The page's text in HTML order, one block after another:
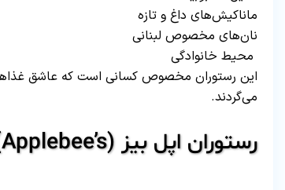
ماناکیش‌های داغ و تازه
نان‌های مخصوص لبنانی
محیط خانوادگی
این رستوران مخصوص کسانی است که عاشق
می‌گردند.
رستوران اپل بیز (Applebee’s) – مناسب طرفداران غذاهای آمریکایی